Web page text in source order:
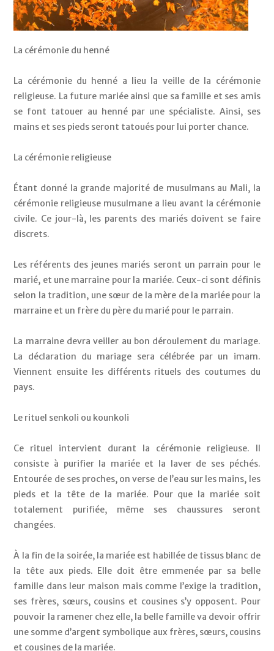
La cérémonie du henné
La cérémonie du henné a lieu la veille de la cérémonie
religieuse. La future mariée ainsi que sa famille et ses amis
se font tatouer au henné par une spécialiste. Ainsi, ses
mains et ses pieds seront tatoués pour lui porter chance.
La cérémonie religieuse
Étant donné la grande majorité de musulmans au Mali, la
cérémonie religieuse musulmane a lieu avant la cérémonie
civile. Ce jour-là, les parents des mariés doivent se faire
discrets.
Les référents des jeunes mariés seront un parrain pour le
marié, et une marraine pour la mariée. Ceux-ci sont définis
selon la tradition, une sœur de la mère de la mariée pour la
marraine et un frère du père du marié pour le parrain.
La marraine devra veiller au bon déroulement du mariage.
La déclaration du mariage sera célébrée par un imam.
Viennent ensuite les différents rituels des coutumes du
pays.
Le rituel senkoli ou kounkoli
Ce rituel intervient durant la cérémonie religieuse. Il
consiste à purifier la mariée et la laver de ses péchés.
Entourée de ses proches, on verse de l’eau sur les mains, les
pieds et la tête de la mariée. Pour que la mariée soit
totalement purifiée, même ses chaussures seront
changées.
À la fin de la soirée, la mariée est habillée de tissus blanc de
la tête aux pieds. Elle doit être emmenée par sa belle
famille dans leur maison mais comme l’exige la tradition,
ses frères, sœurs, cousins et cousines s’y opposent. Pour
pouvoir la ramener chez elle, la belle famille va devoir offrir
une somme d’argent symbolique aux frères, sœurs, cousins
et cousines de la mariée.